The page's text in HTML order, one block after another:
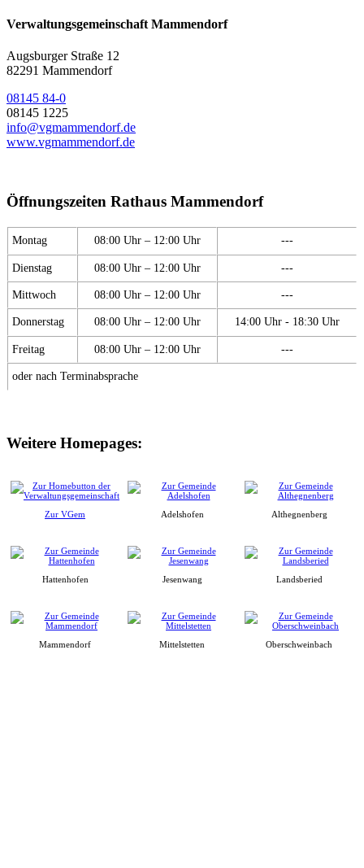
Verwaltungsgemeinschaft Mammendorf
Augsburger Straße 12
82291 Mammendorf
08145 84-0
08145 1225
info@vgmammendorf.de
www.vgmammendorf.de
Öffnungszeiten Rathaus Mammendorf
Montag 08:00 Uhr – 12:00 Uhr ---
Dienstag 08:00 Uhr – 12:00 Uhr ---
Mittwoch 08:00 Uhr – 12:00 Uhr ---
Donnerstag 08:00 Uhr – 12:00 Uhr 14:00 Uhr - 18:30 Uhr
Freitag 08:00 Uhr – 12:00 Uhr ---
oder nach Terminabsprache
Weitere Homepages:
Zur VGem Adelshofen Althegnenberg
Hattenhofen Jesenwang Landsberied
Mammendorf Mittelstetten Oberschweinbach